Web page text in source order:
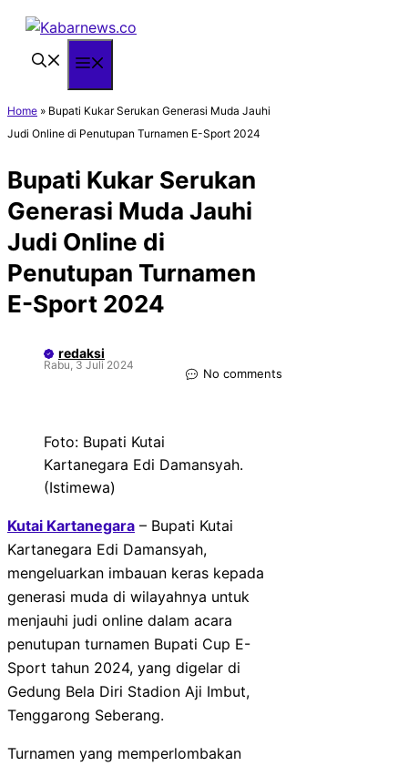
Langsung
Home » Bupati Kukar Serukan Generasi Muda Jauhi
Judi Online di Penutupan Turnamen E-Sport 2024
Bupati Kukar Serukan
Generasi Muda Jauhi
Judi Online di
Penutupan Turnamen
E-Sport 2024
redaksi
Rabu, 3 Juli 2024
No comments
Foto: Bupati Kutai
Kartanegara Edi Damansyah.
(Istimewa)
Kutai Kartanegara – Bupati Kutai
Kartanegara Edi Damansyah,
mengeluarkan imbauan keras kepada
generasi muda di wilayahnya untuk
menjauhi judi online dalam acara
penutupan turnamen Bupati Cup E-
Sport tahun 2024, yang digelar di
Gedung Bela Diri Stadion Aji Imbut,
Tenggarong Seberang.
Turnamen yang memperlombakan